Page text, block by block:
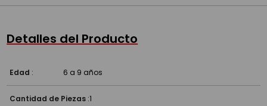
Detalles del Producto
Edad : 6 a 9 años
Cantidad de Piezas :1